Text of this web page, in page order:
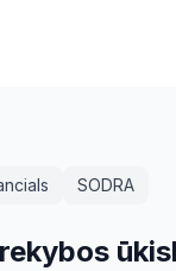
SODRA